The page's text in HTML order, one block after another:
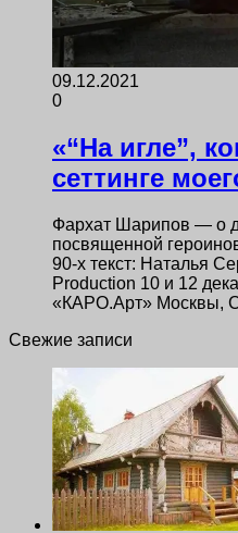
09.12.2021
0
«“На игле”,
сеттинге
Фархат Шарипов — о
посвященной
90-х текст: Наталья
Production 10 и 12
«КАРО.Арт» Москвы,
Свежие записи